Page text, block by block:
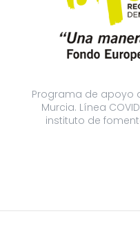
Programa de apoyo
Murcia. Línea
instituto de